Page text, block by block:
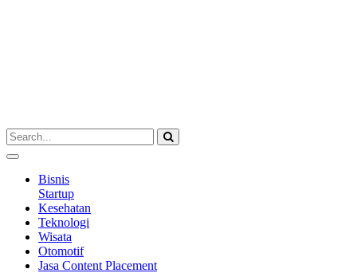
Bisnis
Startup
Kesehatan
Teknologi
Wisata
Otomotif
Jasa Content Placement